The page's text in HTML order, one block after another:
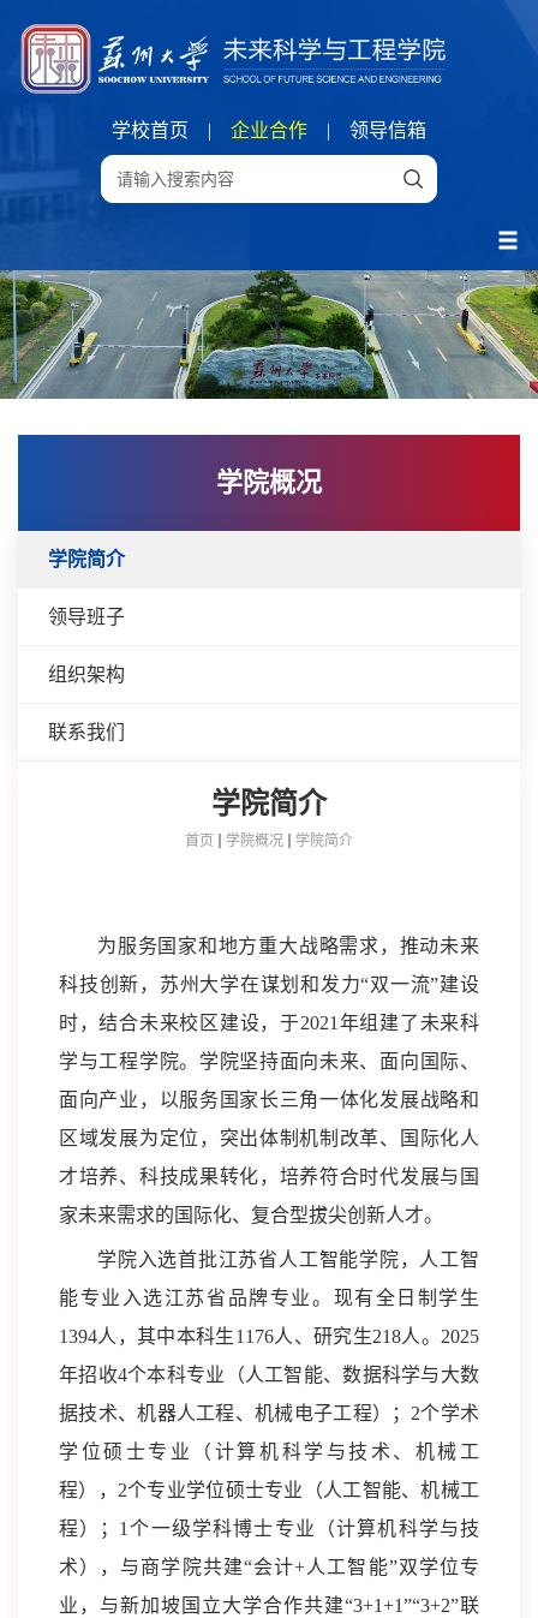
学校首页 | 企业合作 | 领导信箱
学院概况
学院简介
领导班子
组织架构
联系我们
学院简介
首页 学院概况 学院简介
为服务国家和地方重大战略需求，推动未来
科技创新，苏州大学在谋划和发力“双一流”建设
时，结合未来校区建设，于2021年组建了未来科
学与工程学院。学院坚持面向未来、面向国际、
面向产业，以服务国家长三角一体化发展战略和
区域发展为定位，突出体制机制改革、国际化人
才培养、科技成果转化，培养符合时代发展与国
家未来需求的国际化、复合型拔尖创新人才。
学院入选首批江苏省人工智能学院，人工智
能专业入选江苏省品牌专业。现有全日制学生
1394人，其中本科生1176人、研究生218人。2025
年招收4个本科专业（人工智能、数据科学与大数
据技术、机器人工程、机械电子工程）；2个学术
学位硕士专业（计算机科学与技术、机械工
程），2个专业学位硕士专业（人工智能、机械工
程）；1个一级学科博士专业（计算机科学与技
术），与商学院共建“会计+人工智能”双学位专
业，与新加坡国立大学合作共建“3+1+1”“3+2”联